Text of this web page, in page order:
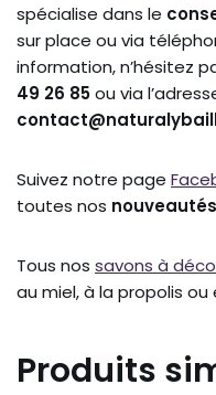
spécialise dans le
sur place ou via
information, n’hésitez
49 26 85ou via
Suivez notre page
toutes nos nouveautés
Tous nos savons à
au miel, à la propolis ou
Produits